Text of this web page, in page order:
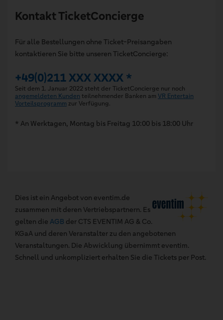
Kontakt TicketConcierge
Für alle Bestellungen ohne Ticket-Preisangaben
kontaktieren Sie bitte unseren TicketConcierge:
+49(0)211 XXX XXXX *
Seit dem 1. Januar 2022 steht der TicketConcierge nur noch
angemeldeten Kunden teilnehmender Banken am VR Entertain
Vorteilsprogramm zur Verfügung.
* An Werktagen, Montag bis Freitag 10:00 bis 18:00 Uhr
Dies ist ein Angebot von eventim.de
zusammen mit deren Vertriebspartnern. Es
gelten die AGB der CTS EVENTIM AG & Co.
KGaA und deren Veranstalter zu den angebotenen
Veranstaltungen. Die Abwicklung übernimmt eventim.
Schnell und unkompliziert erhalten Sie die Tickets per Post.